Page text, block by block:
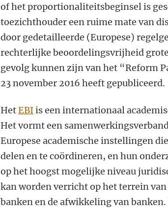
of het proportionaliteitsbeginsel is
toezichthouder een ruime mate van
door gedetailleerde (Europese)
rechterlijke beoordelingsvrijheid
gevolg kunnen zijn van het “Reform
23 november 2016 heeft gepubliceerd.
HetEBIis een internationaal
Het vormt een
Europese academische instellingen
delen en te coördineren, en hun
op het hoogst mogelijke niveau
kan worden verricht op het terrein
banken en de afwikkeling van